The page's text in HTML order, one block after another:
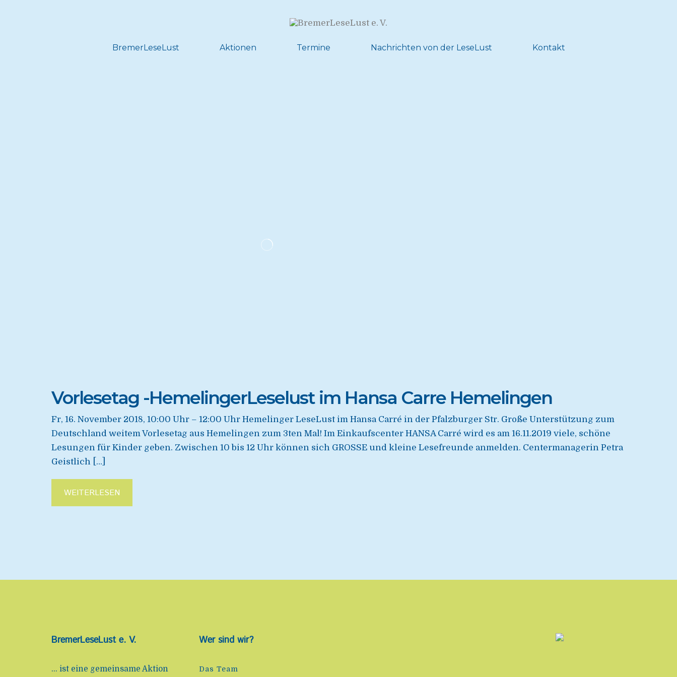
BremerLeseLust Aktionen Termine Nachrichten von der LeseLust Kontakt
Vorlesetag -HemelingerLeselust im Hansa Carre Hemelingen
Fr, 16. November 2018, 10:00 Uhr – 12:00 Uhr Hemelinger LeseLust im Hansa Carré in der Pfalzburger Str. Große Unterstützung zum
Deutschland weitem Vorlesetag aus Hemelingen zum 3ten Mal! Im Einkaufscenter HANSA Carré wird es am 16.11.2019 viele, schöne
Lesungen für Kinder geben. Zwischen 10 bis 12 Uhr können sich GROSSE und kleine Lesefreunde anmelden. Centermanagerin Petra
Geistlich […]
WEITERLESEN
BremerLeseLust e. V.
... ist eine gemeinsame Aktion
Wer sind wir?
Das Team